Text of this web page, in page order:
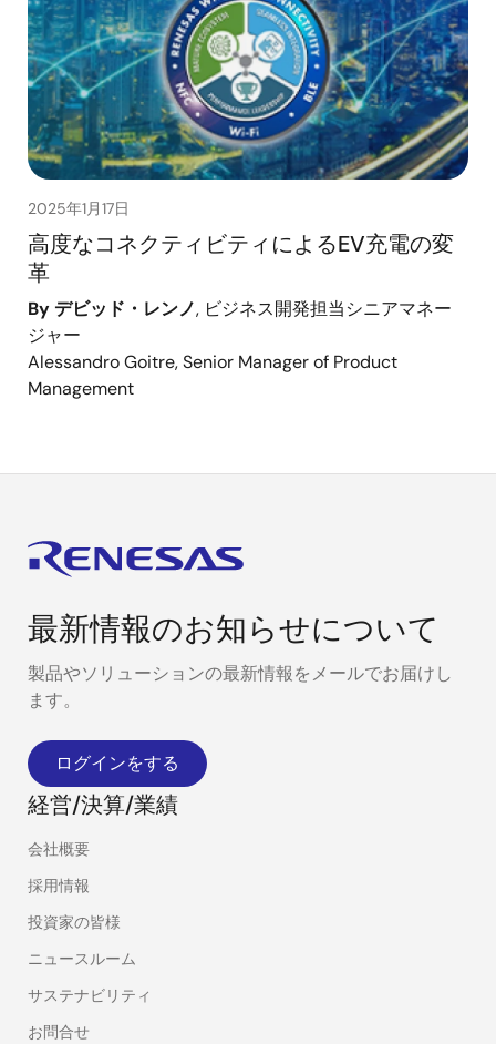
2025年1月17日
高度なコネクティビティによるEV充電の変
革
By デビッド・レンノ, ビジネス開発担当シニアマネー
ジャー
Alessandro Goitre, Senior Manager of Product
Management
最新情報のお知らせについて
製品やソリューションの最新情報をメールでお届けし
ます。
ログインをする
経営/決算/業績
会社概要
採用情報
投資家の皆様
ニュースルーム
サステナビリティ
お問合せ